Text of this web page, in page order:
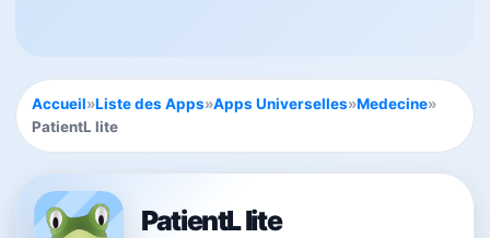
Accueil»Liste des Apps»Apps Universelles»Medecine»
PatientL lite
PatientL lite